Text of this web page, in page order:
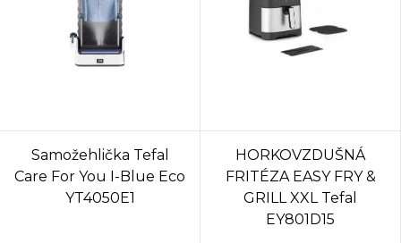
Samožehlička Tefal
Care For You I-Blue Eco
YT4050E1
HORKOVZDUŠNÁ
FRITÉZA EASY FRY &
GRILL XXL Tefal
EY801D15